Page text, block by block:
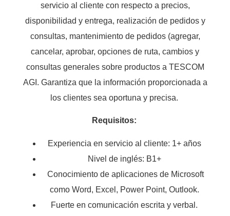
servicio al cliente con respecto a precios,
disponibilidad y entrega, realización de pedidos y
consultas, mantenimiento de pedidos (agregar,
cancelar, aprobar, opciones de ruta, cambios y
consultas generales sobre productos a TESCOM
AGI. Garantiza que la información proporcionada a
los clientes sea oportuna y precisa.
Requisitos:
Experiencia en servicio al cliente: 1+ años
Nivel de inglés: B1+
Conocimiento de aplicaciones de Microsoft
como Word, Excel, Power Point, Outlook.
Fuerte en comunicación escrita y verbal.